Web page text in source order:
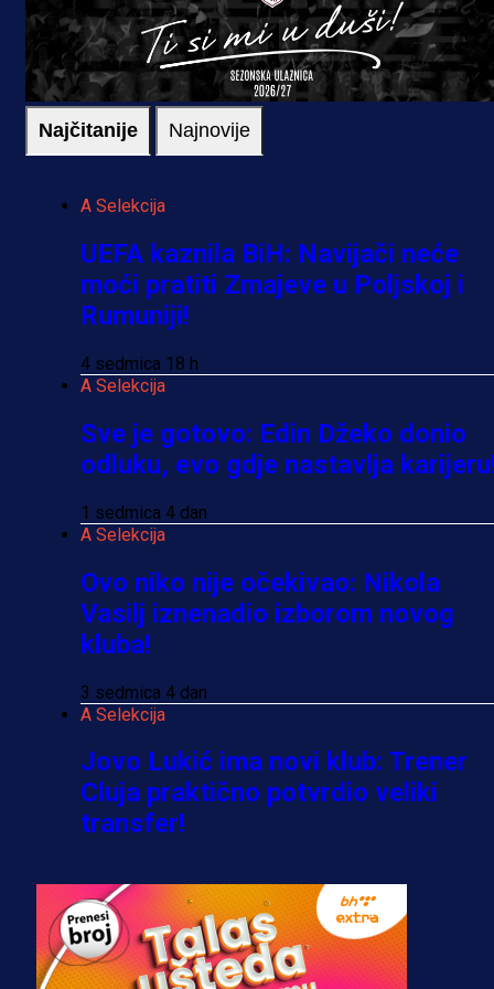
Najčitanije Najnovije
A Selekcija
UEFA kaznila BiH: Navijači neće
moći pratiti Zmajeve u Poljskoj i
Rumuniji!
4 sedmica 18 h
A Selekcija
Sve je gotovo: Edin Džeko donio
odluku, evo gdje nastavlja
1 sedmica 4 dan
A Selekcija
Ovo niko nije očekivao: Nikola
Vasilj iznenadio izborom novog
kluba!
3 sedmica 4 dan
A Selekcija
Jovo Lukić ima novi klub: Trener
Cluja praktično potvrdio veliki
transfer!
A Selekcija
Stigla potvrda od predsjednika
kluba: Jovo Lukić uskoro pravi